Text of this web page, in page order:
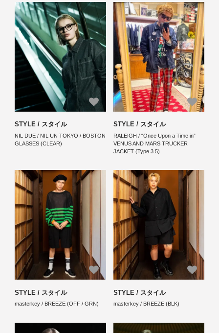
STYLE / スタイル
NIL DUE / NIL UN TOKYO / BOSTON
GLASSES (CLEAR)
STYLE / スタイル
RALEIGH / “Once Upon a Time in”
VENUS AND MARS TRUCKER
JACKET (Type 3.5)
STYLE / スタイル
masterkey / BREEZE (OFF / GRN)
STYLE / スタイル
masterkey / BREEZE (BLK)